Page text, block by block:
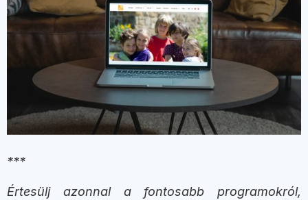
***
Értesülj azonnal a fontosabb programokról,